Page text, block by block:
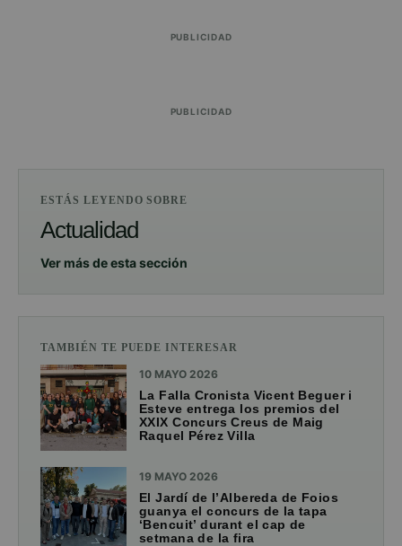
PUBLICIDAD
PUBLICIDAD
ESTÁS LEYENDO SOBRE
Actualidad
Ver más de esta sección
TAMBIÉN TE PUEDE INTERESAR
10 MAYO 2026
La Falla Cronista Vicent Beguer i
Esteve entrega los premios del
XXIX Concurs Creus de Maig
Raquel Pérez Villa
19 MAYO 2026
El Jardí de l’Albereda de Foios
guanya el concurs de la tapa
‘Bencuit’ durant el cap de
setmana de la fira